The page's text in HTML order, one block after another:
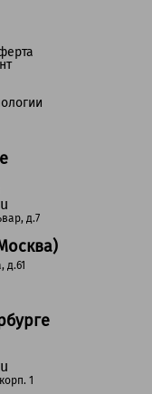
д.7
д.61
1